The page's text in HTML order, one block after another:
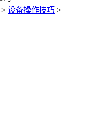
> 设备操作技巧 >